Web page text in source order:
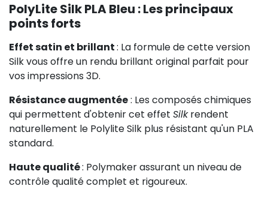
PolyLite Silk PLA Bleu : Les principaux
points forts
Effet satin et brillant: La formule de cette version
Silk vous offre un rendu brillant original parfait pour
vos impressions 3D.
Résistance augmentée: Les composés chimiques
qui permettent d'obtenir cet effet Silkrendent
naturellement le Polylite Silk plus résistant qu'un PLA
standard.
Haute qualité: Polymaker assurant un niveau de
contrôle qualité complet et rigoureux.